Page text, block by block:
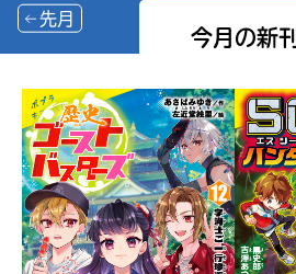
今月の新刊
先月